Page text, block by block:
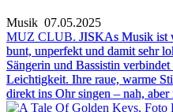
Musik 07.05.2025
MUZ CLUB. JISKAs Musik ist
bunt, unperfekt und damit sehr
Sängerin und Bassistin
Leichtigkeit. Ihre raue, warme
direkt ins Ohr singen – nah,